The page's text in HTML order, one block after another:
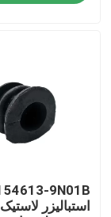
محصولات
نمایش واقعیت
54613-9N01B
استبالیزر